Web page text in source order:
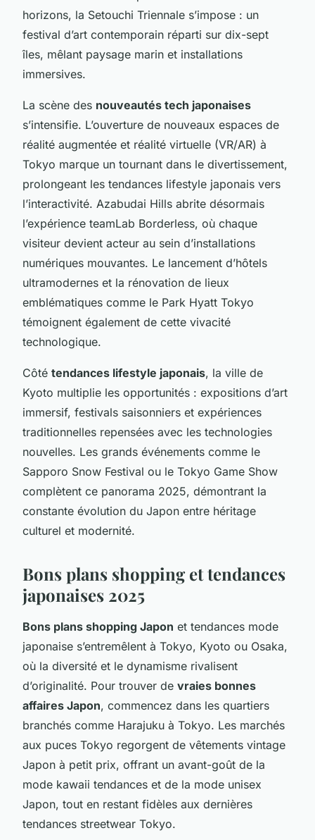
horizons, la Setouchi Triennale s’impose : un
festival d’art contemporain réparti sur dix-sept
îles, mêlant paysage marin et installations
immersives.
La scène des nouveautés tech japonaises
s’intensifie. L’ouverture de nouveaux espaces de
réalité augmentée et réalité virtuelle (VR/AR) à
Tokyo marque un tournant dans le divertissement,
prolongeant les tendances lifestyle japonais vers
l’interactivité. Azabudai Hills abrite désormais
l’expérience teamLab Borderless, où chaque
visiteur devient acteur au sein d’installations
numériques mouvantes. Le lancement d’hôtels
ultramodernes et la rénovation de lieux
emblématiques comme le Park Hyatt Tokyo
témoignent également de cette vivacité
technologique.
Côté tendances lifestyle japonais, la ville de
Kyoto multiplie les opportunités : expositions d’art
immersif, festivals saisonniers et expériences
traditionnelles repensées avec les technologies
nouvelles. Les grands événements comme le
Sapporo Snow Festival ou le Tokyo Game Show
complètent ce panorama 2025, démontrant la
constante évolution du Japon entre héritage
culturel et modernité.
Bons plans shopping et tendances
japonaises 2025
Bons plans shopping Japon et tendances mode
japonaise s’entremêlent à Tokyo, Kyoto ou Osaka,
où la diversité et le dynamisme rivalisent
d’originalité. Pour trouver de vraies bonnes
affaires Japon, commencez dans les quartiers
branchés comme Harajuku à Tokyo. Les marchés
aux puces Tokyo regorgent de vêtements vintage
Japon à petit prix, offrant un avant-goût de la
mode kawaii tendances et de la mode unisex
Japon, tout en restant fidèles aux dernières
tendances streetwear Tokyo.